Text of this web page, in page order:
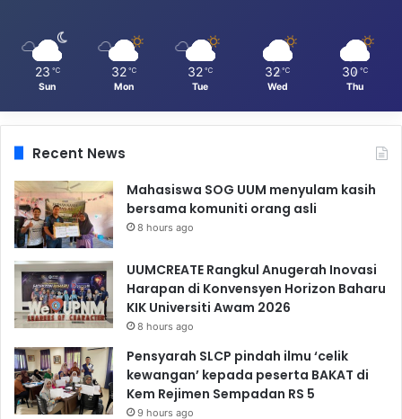
23 ℃
Sun
32 ℃
Mon
32 ℃
Tue
32 ℃
Wed
30 ℃
Thu
Recent News
Mahasiswa SOG UUM menyulam kasih
bersama komuniti orang asli
8 hours ago
UUMCREATE Rangkul Anugerah Inovasi
Harapan di Konvensyen Horizon Baharu
KIK Universiti Awam 2026
8 hours ago
Pensyarah SLCP pindah ilmu ‘celik
kewangan’ kepada peserta BAKAT di
Kem Rejimen Sempadan RS 5
9 hours ago